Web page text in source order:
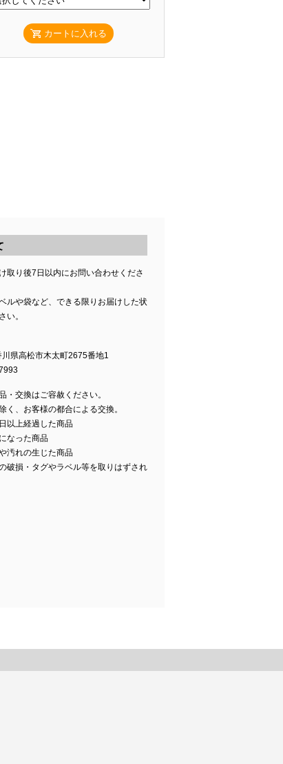
カートに入れる
取り後7日以内にお問い合わせくださ
ルや袋など、できる限りお届けした状
い。
県高松市木太町2675番地1
・交換はご容赦ください。
く、お客様の都合による交換。
以上経過した商品
なった商品
汚れの生じた商品
破損・タグやラベル等を取りはずされ